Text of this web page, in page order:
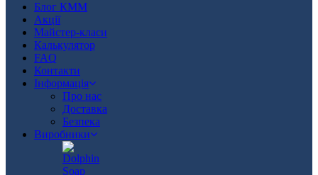
Блог КММ
Акції
Майстер-класи
Калькулятор
FAQ
Контакти
Інформація
Про нас
Доставка
Безпека
Виробники